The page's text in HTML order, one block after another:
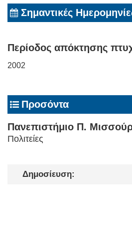
Σημαντικές
Περίοδος απόκτησης
2002
Προσόντα
Πανεπιστήμιο Π.
Πολιτείες
Δημοσίευση: